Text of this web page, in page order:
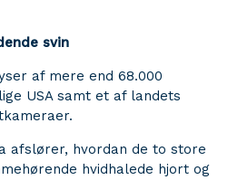
svin
af mere end 68.000
USA samt et af landets
afslører, hvordan de to store
hvidhalede hjort og